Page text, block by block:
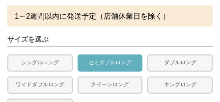
送料 無料
備考
・配送日指定OK！
1～2週間以内に発送予定（店舗休業日を除く）
サイズを選ぶ
シングルロング セミダブルロング ダブルロング
ワイドダブルロング クイーンロング キングロング